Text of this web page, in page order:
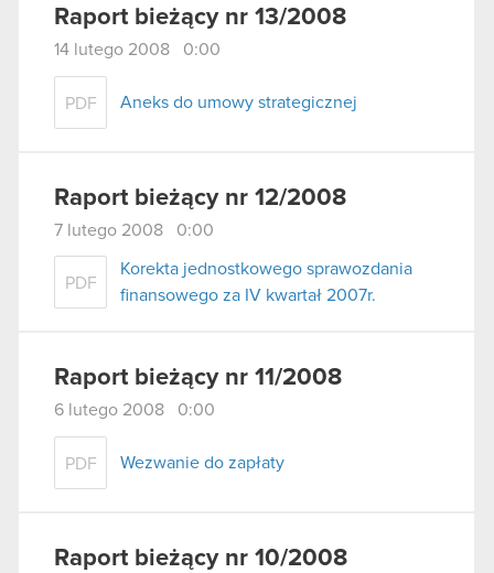
Raport bieżący nr 13/2008
14 lutego 2008 0:00
PDF Aneks do umowy strategicznej
Raport bieżący nr 12/2008
7 lutego 2008 0:00
PDF
Korekta jednostkowego sprawozdania
finansowego za IV kwartał 2007r.
Raport bieżący nr 11/2008
6 lutego 2008 0:00
PDF Wezwanie do zapłaty
Raport bieżący nr 10/2008